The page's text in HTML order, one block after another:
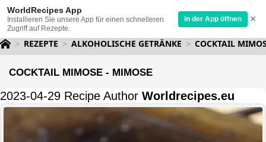
WorldRecipes App
Installieren Sie unsere App für einen schnelleren
Zugriff auf Rezepte.
In der App öffnen ×
REZEPTE ALKOHOLISCHE GETRÄNKE COCKTAIL
COCKTAIL MIMOSE - MIMOSE
2023-04-29 Recipe Author Worldrecipes.eu